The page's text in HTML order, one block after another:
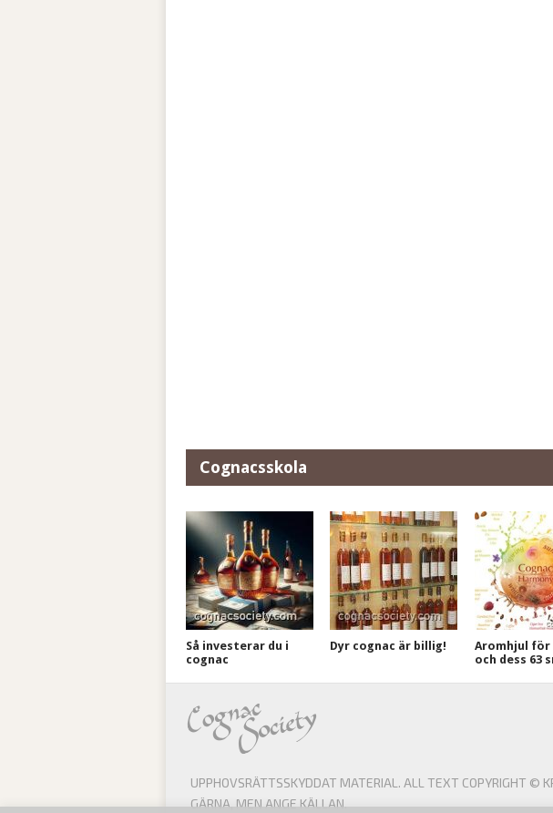
Cognacsskola
Så investerar du i
cognac
Dyr cognac är billig!
Aromhjul för
och dess 63
UPPHOVSRÄTTSSKYDDAT MATERIAL. ALL TEXT COPYRIGHT ©
GÄRNA, MEN ANGE KÄLLAN.